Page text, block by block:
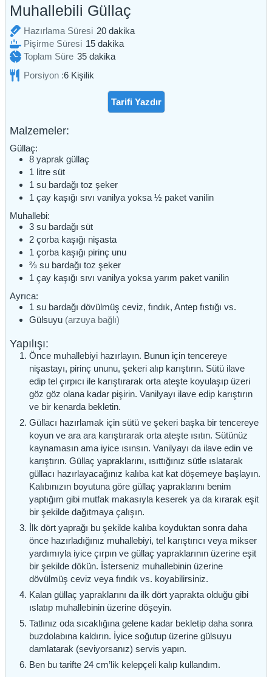
Muhallebili Güllaç
Hazırlama Süresi 20dakika
dakika
Pişirme Süresi 15dakika
dakika
Toplam Süre 35dakika
dakika
Porsiyon :6 Kişilik
Tarifi Yazdır
Malzemeler:
Güllaç:
8 yaprak güllaç
1 litre süt
1 su bardağı toz şeker
1 çay kaşığı sıvı vanilya yoksa ½ paket vanilin
Muhallebi:
3 su bardağı süt
2 çorba kaşığı nişasta
1 çorba kaşığı pirinç unu
⅔ su bardağı toz şeker
1 çay kaşığı sıvı vanilya yoksa yarım paket vanilin
Ayrıca:
1 su bardağı dövülmüş ceviz, fındık, Antep fıstığı vs.
Gülsuyu (arzuya bağlı)
Yapılışı:
Önce muhallebiyi hazırlayın. Bunun için tencereye
nişastayı, pirinç ununu, şekeri alıp karıştırın. Sütü ilave
edip tel çırpıcı ile karıştırarak orta ateşte koyulaşıp üzeri
göz göz olana kadar pişirin. Vanilyayı ilave edip karıştırın
ve bir kenarda bekletin.
Güllacı hazırlamak için sütü ve şekeri başka bir tencereye
koyun ve ara ara karıştırarak orta ateşte ısıtın. Sütünüz
kaynamasın ama iyice ısınsın. Vanilyayı da ilave edin ve
karıştırın. Güllaç yapraklarını, ısıttığınız sütle ıslatarak
güllacı hazırlayacağınız kalıba kat kat döşemeye başlayın.
Kalıbınızın boyutuna göre güllaç yapraklarını benim
yaptığım gibi mutfak makasıyla keserek ya da kırarak eşit
bir şekilde dağıtmaya çalışın.
İlk dört yaprağı bu şekilde kalıba koyduktan sonra daha
önce hazırladığınız muhallebiyi, tel karıştırıcı veya mikser
yardımıyla iyice çırpın ve güllaç yapraklarının üzerine eşit
bir şekilde dökün. İsterseniz muhallebinin üzerine
dövülmüş ceviz veya fındık vs. koyabilirsiniz.
Kalan güllaç yapraklarını da ilk dört yaprakta olduğu gibi
ıslatıp muhallebinin üzerine döşeyin.
Tatlınız oda sıcaklığına gelene kadar bekletip daha sonra
buzdolabına kaldırın. İyice soğutup üzerine gülsuyu
damlatarak (seviyorsanız) servis yapın.
Ben bu tarifte 24 cm’lik kelepçeli kalıp kullandım.